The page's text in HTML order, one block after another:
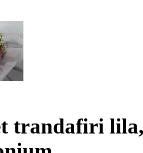
trandafiri